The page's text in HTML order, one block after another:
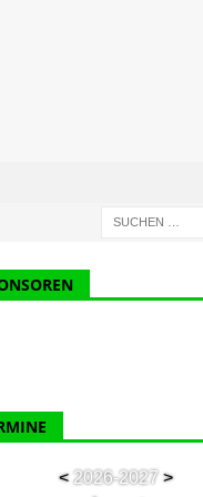
< 2026-2027>